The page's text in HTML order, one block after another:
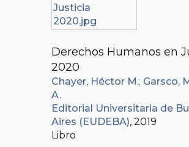
Derechos Humanos en
2020
Chayer, Héctor M.; Garsco,
A.
Editorial Universitaria de
Aires (EUDEBA), 2019
Libro